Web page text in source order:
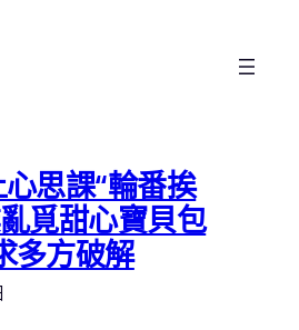
思課“輪番挨
覓甜心寶貝包
多方破解